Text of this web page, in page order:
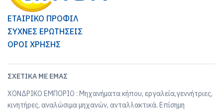
ΕΤΑΙΡΙΚΟ ΠΡΟΦΙΛ
ΣΥΧΝΕΣ ΕΡΩΤΗΣΕΙΣ
ΟΡΟΙ ΧΡΗΣΗΣ
ΣΧΕΤΙΚΆ ΜΕ ΕΜΆΣ
ΧΟΝΔΡΙΚΟ ΕΜΠΟΡΙΟ : Μηχανήματα κήπου, εργαλεία,γεννήτριες,
κινητήρες, αναλώσιμα μηχανών, ανταλλακτικά. Επίσημη